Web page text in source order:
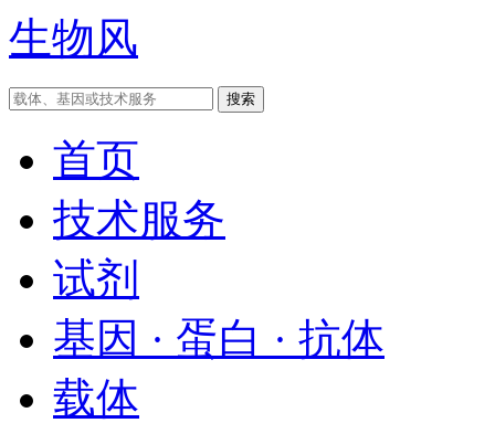
生物风
首页
技术服务
试剂
基因 · 蛋白 · 抗体
载体